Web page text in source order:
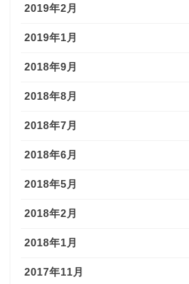
2019年2月
2019年1月
2018年9月
2018年8月
2018年7月
2018年6月
2018年5月
2018年2月
2018年1月
2017年11月